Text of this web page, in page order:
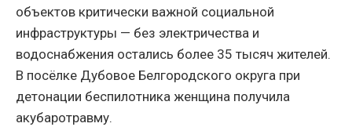
объектов критически важной социальной
инфраструктуры — без электричества и
водоснабжения остались более 35 тысяч жителей.
В посёлке Дубовое Белгородского округа при
детонации беспилотника женщина получила
акубаротравму.